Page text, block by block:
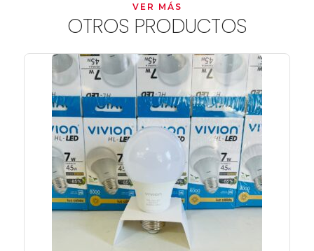
VER MÁS
OTROS PRODUCTOS